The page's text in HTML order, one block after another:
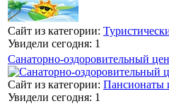
Сайт из категории:
Увидели сегодня: 1
Санаторно-оздоровительный
Сайт из категории: Пансионаты
Увидели сегодня: 1